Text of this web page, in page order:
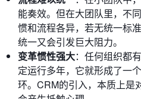
能奏效。但在大团队里，不
惯和流程各异，若无统一标
统一又会引发巨大阻力。
变革惯性强大：任何组织都
定运行多年，它就形成了一
环。CRM的引入，本质上是